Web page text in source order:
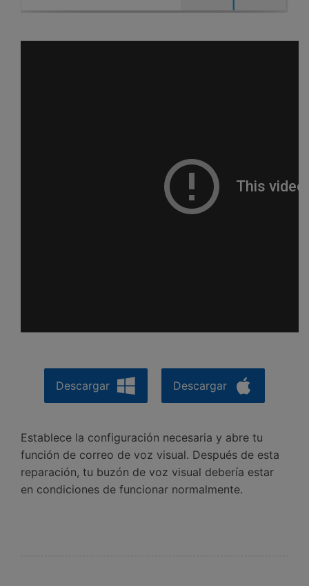
Descargar Descargar
Establece la configuración necesaria y abre tu
función de correo de voz visual. Después de esta
reparación, tu buzón de voz visual debería estar
en condiciones de funcionar normalmente.